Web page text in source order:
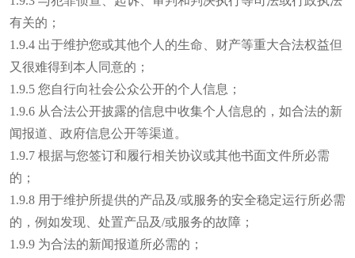
有关的；
1.9.4 出于维护您或其他个人的生命、财产等重大合法权益但
又很难得到本人同意的；
1.9.5 您自行向社会公众公开的个人信息；
1.9.6 从合法公开披露的信息中收集个人信息的，如合法的新
闻报道、政府信息公开等渠道。
1.9.7 根据与您签订和履行相关协议或其他书面文件所必需
的；
1.9.8 用于维护所提供的产品及/或服务的安全稳定运行所必需
的，例如发现、处置产品及/或服务的故障；
1.9.9 为合法的新闻报道所必需的；